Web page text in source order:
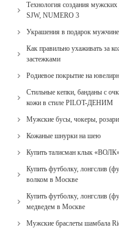
Технология создания
SJW, NUMERO 3
Украшения в подарок
Как правильно ухаживать за
застежками
Родиевое покрытие на
Стильные кепки, банданы с
кожи в стиле PILOT-ДЕНИМ
Мужские бусы, чокеры,
Кожаные шнурки на шею
Купить талисман клык
Купить футболку, лонгслив
волком в Москве
Купить футболку, лонгслив
медведем в Москве
Мужские браслеты шамбала